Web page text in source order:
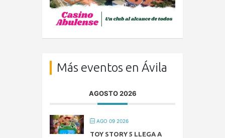
Más eventos en Ávila
AGOSTO 2026
AGO 09 2026
TOY STORY 5 LLEGA A